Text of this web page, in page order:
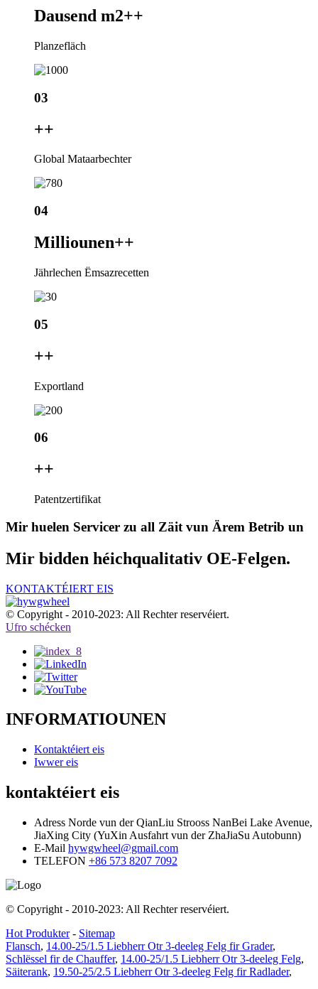
Dausend m2++
Planzefläch
03
++
Global Mataarbechter
04
Milliounen++
Jährlechen Ëmsazrecetten
05
++
Exportland
06
++
Patentzertifikat
Mir huelen Servicer zu all Zäit vun Ärem Betrib un
Mir bidden héichqualitativ OE-Felgen.
KONTAKTÉIERT EIS
© Copyright - 2010-2023: All Rechter reservéiert.
Ufro schécken
INFORMATIOUNEN
Kontaktéiert eis
Iwwer eis
kontaktéiert eis
Adress Norde vun der QianLiu Strooss NanBei Lake Avenue,
JiaXing City (YuXin Ausfahrt vun der ZhaJiaSu Autobunn)
E-Mail hywgwheel@gmail.com
TELEFON +86 573 8207 7092
© Copyright - 2010-2023: All Rechter reservéiert.
Hot Produkter- Sitemap
Flansch, 14.00-25/1.5 Liebherr Otr 3-deeleg Felg fir Grader,
Schlëssel fir de Chauffer, 14.00-25/1.5 Liebherr Otr 3-deeleg Felg,
Säiterank, 19.50-25/2.5 Liebherr Otr 3-deeleg Felg fir Radlader,